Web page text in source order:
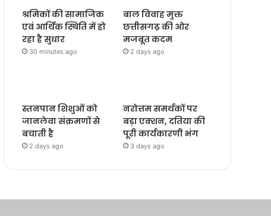
श्रमिकों की सामाजिक
एवं आर्थिक स्थिति में हो
रहा है सुधार
30 minutes ago
बाल विवाह मुक्त
छत्तीसगढ़ की ओर
मजबूत कदम
2 days ago
स्तनपान शिशुओं को
जानलेवा संक्रमणों से
बचाती है
2 days ago
नरोत्तम समर्थकों पर
बड़ा एक्शन, दतिया की
पूरी कार्यकारणी भंग
3 days ago